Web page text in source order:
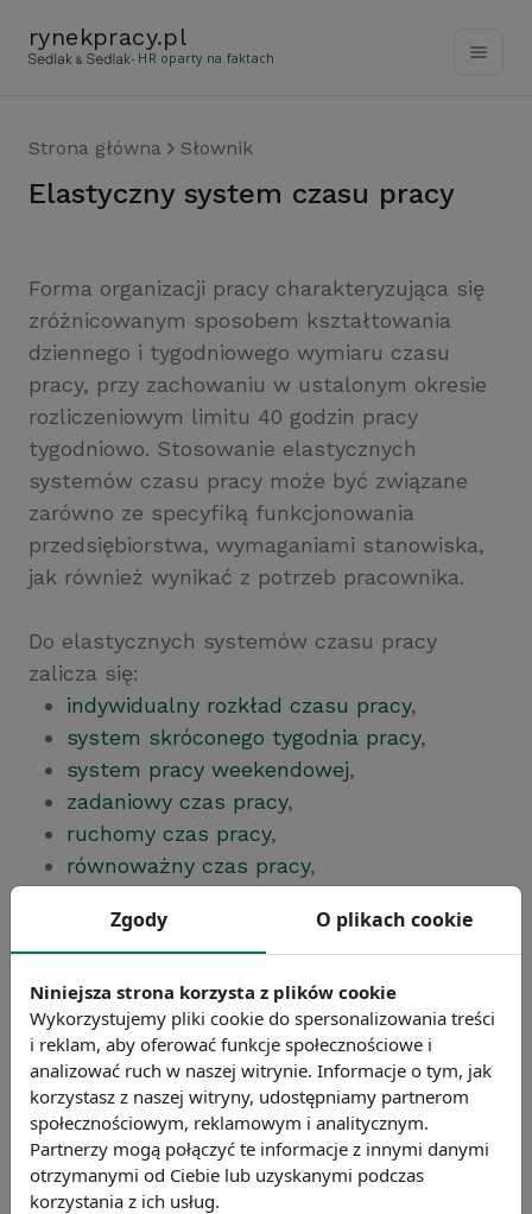
rynekpracy.pl
- HR oparty na faktach
Strona główna Słownik
elastyczny system czasu pracy
Forma organizacji pracy charakteryzująca się
zróżnicowanym sposobem kształtowania
dziennego i tygodniowego wymiaru czasu
pracy, przy zachowaniu w ustalonym okresie
rozliczeniowym limitu 40 godzin pracy
tygodniowo. Stosowanie elastycznych
systemów czasu pracy może być związane
zarówno ze specyfiką funkcjonowania
przedsiębiorstwa, wymaganiami stanowiska,
jak również wynikać z potrzeb pracownika.
Do elastycznych systemów czasu pracy
zalicza się:
indywidualny rozkład czasu pracy,
system skróconego tygodnia pracy,
system pracy weekendowej,
zadaniowy czas pracy,
ruchomy czas pracy,
równoważny czas pracy,
pracę w niepełnym wymiarze czasu.
Chcesz wiedzieć więcej?
Zobacz więcej haseł
Zgody O plikach cookie
Niniejsza strona korzysta z plików cookie
Wykorzystujemy pliki cookie do spersonalizowania treści
i reklam, aby oferować funkcje społecznościowe i
analizować ruch w naszej witrynie. Informacje o tym, jak
korzystasz z naszej witryny, udostępniamy partnerom
społecznościowym, reklamowym i analitycznym.
Partnerzy mogą połączyć te informacje z innymi danymi
otrzymanymi od Ciebie lub uzyskanymi podczas
korzystania z ich usług.